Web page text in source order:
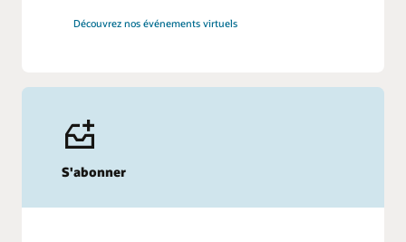
Découvrez nos événements virtuels
S'abonner